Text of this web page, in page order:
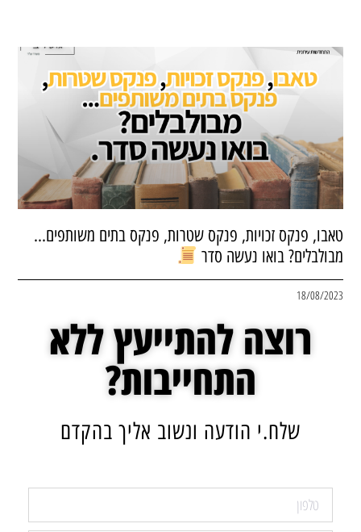
טאבו, פנקס זכויות, פנקס שטרות, פנקס בתים משותפים…
מבולבלים? בואו נעשה סדר
18/08/2023
רוצה להתייעץ ללא
התחייבות?
שלח.י הודעה ונשוב אליך בהקדם